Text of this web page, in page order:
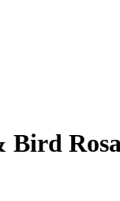
Bird